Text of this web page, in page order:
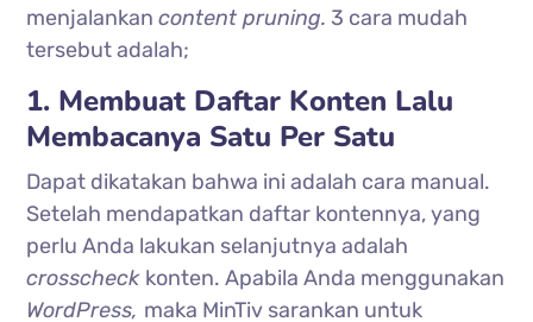
menjalankancontent pruning. 3 cara mudah
tersebut adalah;
1. Membuat Daftar Konten Lalu
Membacanya Satu Per Satu
Dapat dikatakan bahwa ini adalah cara manual.
Setelah mendapatkan daftar kontennya, yang
perlu Anda lakukan selanjutnya adalah
crosscheck konten. Apabila Anda menggunakan
WordPress, maka MinTiv sarankan untuk